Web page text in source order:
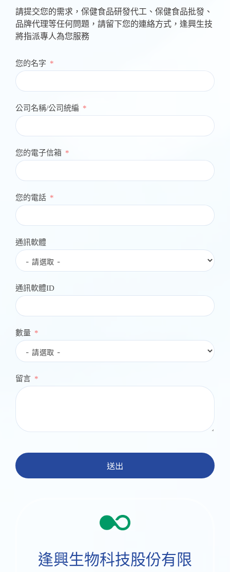
逢興生物科技股份有限
請提交您的需求，保健食品研發代工、保健食品批發、
品牌代理等任何問題，請留下您的連絡方式，逢興生技
將指派專人為您服務
您的名字
公司名稱/公司統編
您的電子信箱
您的電話
通訊軟體
通訊軟體ID
數量
留言
送出